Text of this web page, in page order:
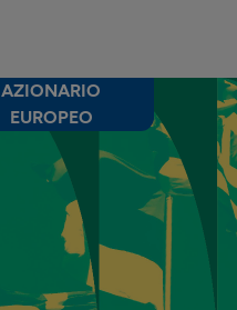
AZIONARIO
EUROPEO